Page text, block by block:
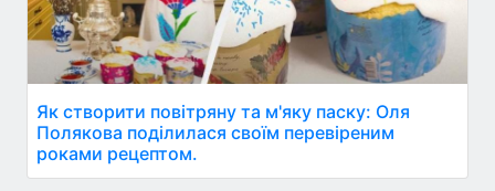
Як створити повітряну та м'яку паску: Оля
Полякова поділилася своїм перевіреним
роками рецептом.